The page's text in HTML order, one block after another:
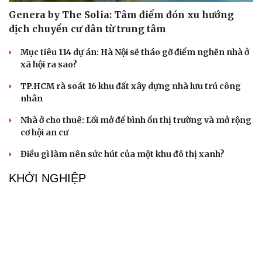
Genera by The Solia: Tâm điểm đón xu hướng
dịch chuyển cư dân từ trung tâm
Mục tiêu 114 dự án: Hà Nội sẽ tháo gỡ điểm nghẽn nhà ở
xã hội ra sao?
TP.HCM rà soát 16 khu đất xây dựng nhà lưu trú công
nhân
Nhà ở cho thuê: Lối mở để bình ổn thị trường và mở rộng
cơ hội an cư
Điều gì làm nên sức hút của một khu đô thị xanh?
KHỞI NGHIỆP